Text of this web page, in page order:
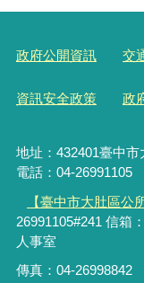
政府公開資訊 交
資訊安全政策 政
地址：432401臺中
電話：04-26991105
【臺中市大肚區公
26991105#241 信箱
人事室
傳真：04-